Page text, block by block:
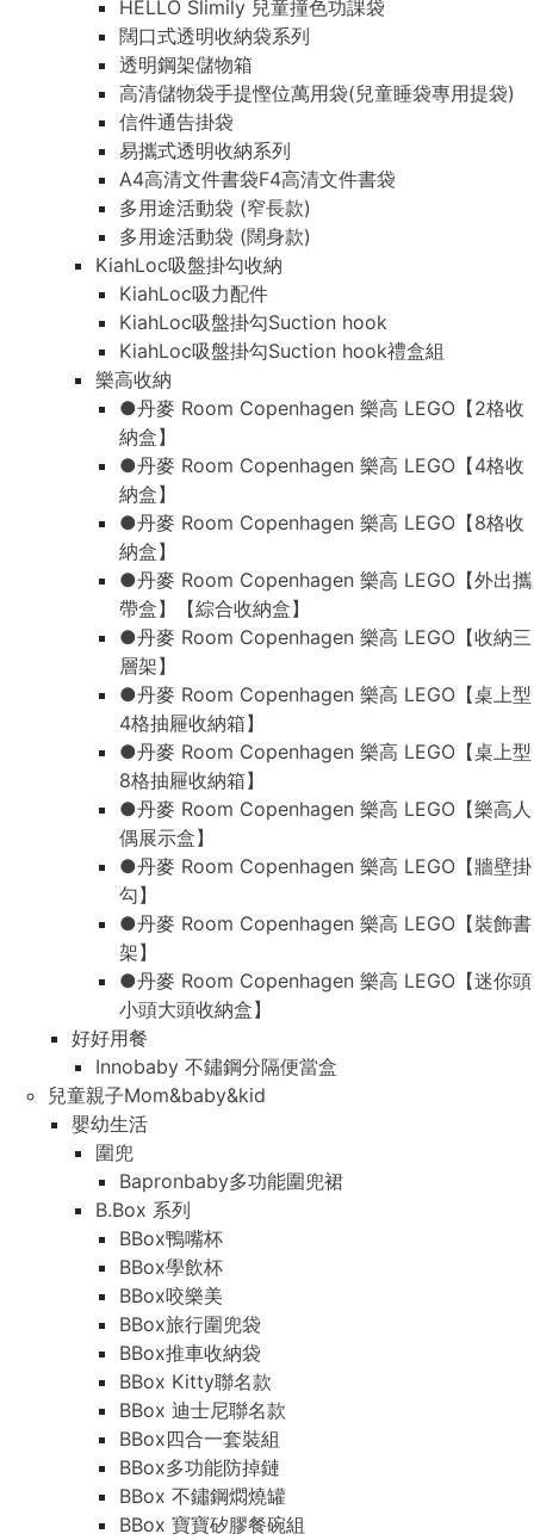
HELLO Slimily 兒童撞色功課袋
闊口式透明收納袋系列
透明鋼架儲物箱
高清儲物袋手提慳位萬用袋(兒童睡袋專用提袋)
信件通告掛袋
易攜式透明收納系列
A4高清文件書袋F4高清文件書袋
多用途活動袋 (窄長款)
多用途活動袋 (闊身款)
KiahLoc吸盤掛勾收納
KiahLoc吸力配件
KiahLoc吸盤掛勾Suction hook
KiahLoc吸盤掛勾Suction hook禮盒組
樂高收納
●丹麥 Room Copenhagen 樂高 LEGO【2格收
納盒】
●丹麥 Room Copenhagen 樂高 LEGO【4格收
納盒】
●丹麥 Room Copenhagen 樂高 LEGO【8格收
納盒】
●丹麥 Room Copenhagen 樂高 LEGO【外出攜
帶盒】【綜合收納盒】
●丹麥 Room Copenhagen 樂高 LEGO【收納三
層架】
●丹麥 Room Copenhagen 樂高 LEGO【桌上型
4格抽屜收納箱】
●丹麥 Room Copenhagen 樂高 LEGO【桌上型
8格抽屜收納箱】
●丹麥 Room Copenhagen 樂高 LEGO【樂高人
偶展示盒】
●丹麥 Room Copenhagen 樂高 LEGO【牆壁掛
勾】
●丹麥 Room Copenhagen 樂高 LEGO【裝飾書
架】
●丹麥 Room Copenhagen 樂高 LEGO【迷你頭
小頭大頭收納盒】
好好用餐
Innobaby 不鏽鋼分隔便當盒
兒童親子Mom&baby&kid
嬰幼生活
圍兜
Bapronbaby多功能圍兜裙
B.Box 系列
BBox鴨嘴杯
BBox學飲杯
BBox咬樂美
BBox旅行圍兜袋
BBox推車收納袋
BBox Kitty聯名款
BBox 迪士尼聯名款
BBox四合一套裝組
BBox多功能防掉鏈
BBox 不鏽鋼燜燒罐
BBox 寶寶矽膠餐碗組